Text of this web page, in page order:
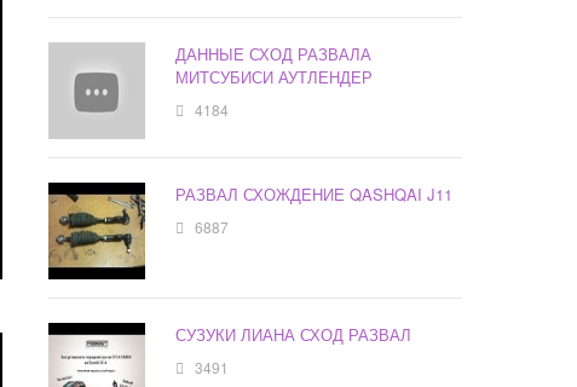
ДАННЫЕ СХОД РАЗВАЛА
МИТСУБИСИ АУТЛЕНДЕР
4184
РАЗВАЛ СХОЖДЕНИЕ QASHQAI J11
6887
СУЗУКИ ЛИАНА СХОД РАЗВАЛ
3491